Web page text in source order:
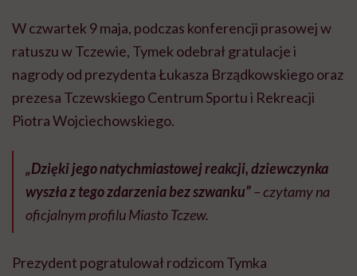
W czwartek 9 maja, podczas konferencji prasowej w
ratuszu w Tczewie, Tymek odebrał gratulacje i
nagrody od prezydenta Łukasza Brządkowskiego oraz
prezesa Tczewskiego Centrum Sportu i Rekreacji
Piotra Wojciechowskiego.
„Dzięki jego natychmiastowej reakcji, dziewczynka
wyszła z tego zdarzenia bez szwanku”– czytamy na
oficjalnym profilu Miasto Tczew.
Prezydent pogratulował rodzicom Tymka